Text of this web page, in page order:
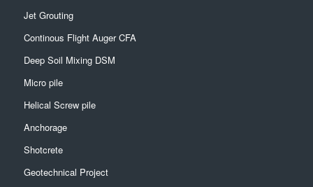
Jet Grouting
Continous Flight Auger CFA
Deep Soil Mixing DSM
Micro pile
Helical Screw pile
Anchorage
Shotcrete
Geotechnical Project